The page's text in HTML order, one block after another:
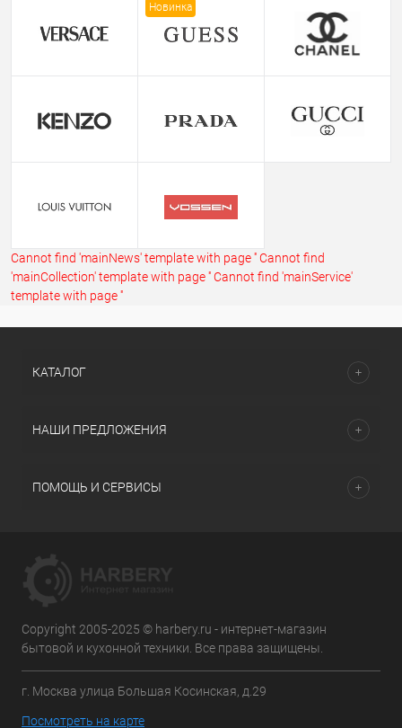
Новинка
Cannot find 'mainNews' template with page ''Cannot find
'mainCollection' template with page ''Cannot find 'mainService'
template with page ''
КАТАЛОГ
НАШИ ПРЕДЛОЖЕНИЯ
ПОМОЩЬ И СЕРВИСЫ
Copyright 2005-2025 © harbery.ru - интернет-магазин
бытовой и кухонной техники. Все права защищены.
г. Москва улица Большая Косинская, д.29
Посмотреть на карте